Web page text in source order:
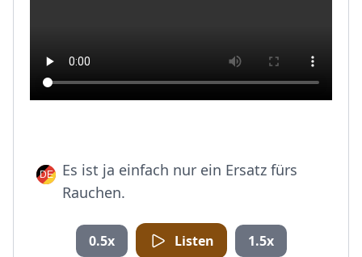
Es ist ja einfach nur ein Ersatz fürs
Rauchen.
0.5x Listen 1.5x